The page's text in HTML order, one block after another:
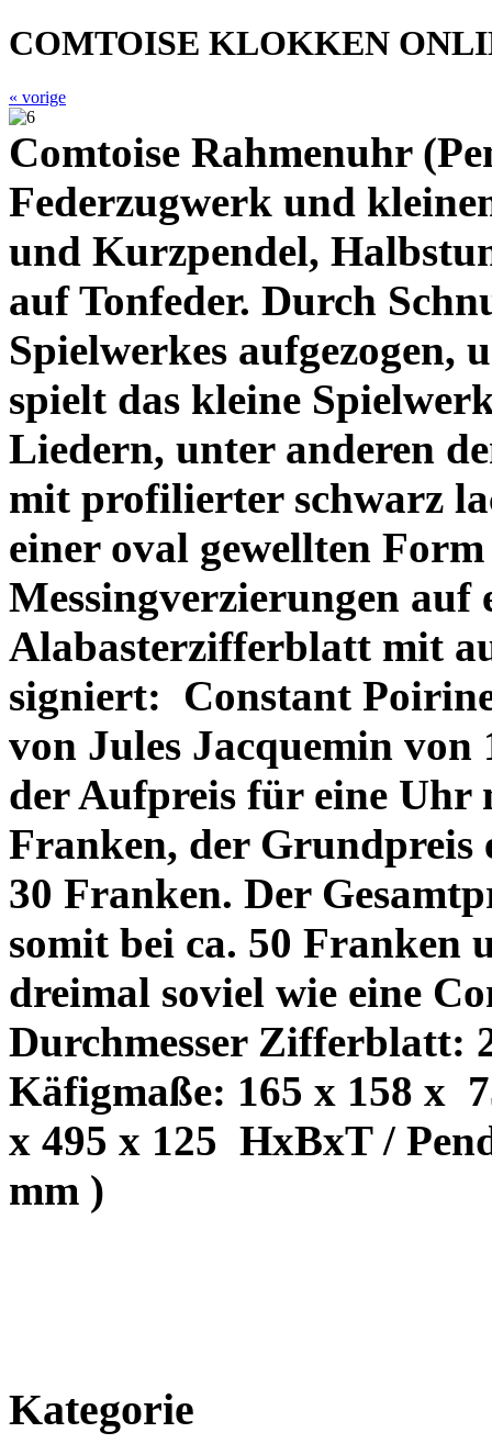
COMTOISE KLOKKEN
« vorige
Comtoise Rahmenuhr
Federzugwerk und
und Kurzpendel,
auf Tonfeder. Durch
Spielwerkes aufgezogen,
spielt das kleine
Liedern, unter anderen
mit profilierter schwarz
einer oval gewellten
Messingverzierungen
Alabasterzifferblatt mit
signiert: Constant
von Jules Jacquemin von
der Aufpreis für eine Uhr
Franken, der Grundpreis
30 Franken. Der
somit bei ca. 50 Franken
dreimal soviel wie eine
Durchmesser Zifferblatt:
Käfigmaße: 165 x 158 x
x 495 x 125 HxBxT /
mm )
Kategorie